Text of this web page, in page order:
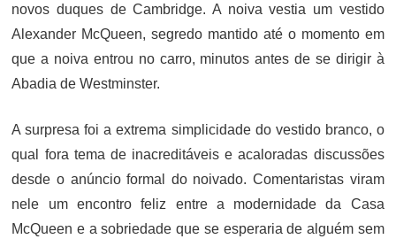
novos duques de Cambridge. A noiva vestia um vestido
Alexander McQueen, segredo mantido até o momento em
que a noiva entrou no carro, minutos antes de se dirigir à
Abadia de Westminster.
A surpresa foi a extrema simplicidade do vestido branco, o
qual fora tema de inacreditáveis e acaloradas discussões
desde o anúncio formal do noivado. Comentaristas viram
nele um encontro feliz entre a modernidade da Casa
McQueen e a sobriedade que se esperaria de alguém sem